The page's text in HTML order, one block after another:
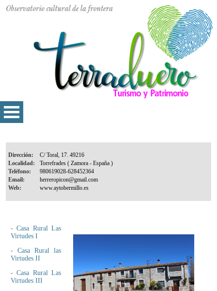
Dirección:
Localidad:
Teléfono:
Email:
Web:
-Casa Rural Las
Virtudes I
- Casa Rural las
Virtudes II
-Casa Rural Las
Virtudes III